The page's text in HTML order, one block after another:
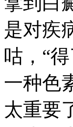
是对疾
咕，“
一种色
太重要